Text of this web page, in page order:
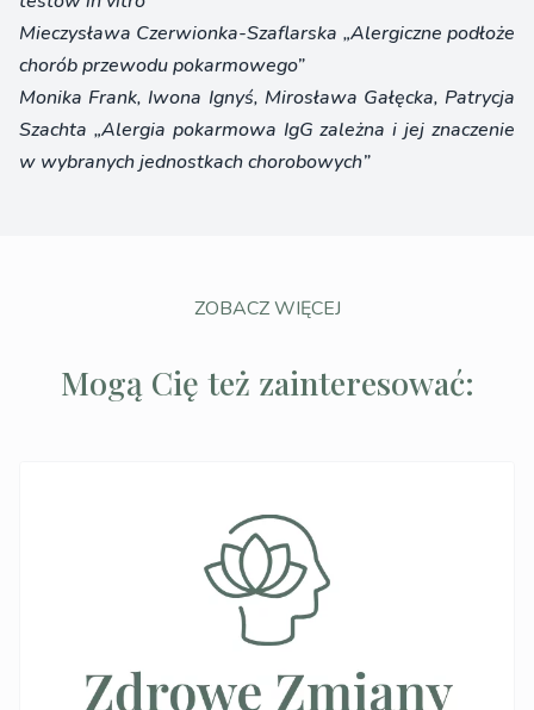
Mieczysława Czerwionka-Szaflarska „Alergiczne podłoże
chorób przewodu pokarmowego”
Monika Frank, Iwona Ignyś, Mirosława Gałęcka, Patrycja
Szachta „Alergia pokarmowa IgG zależna i jej znaczenie
w wybranych jednostkach chorobowych”
ZOBACZ WIĘCEJ
Mogą Cię też zainteresować: